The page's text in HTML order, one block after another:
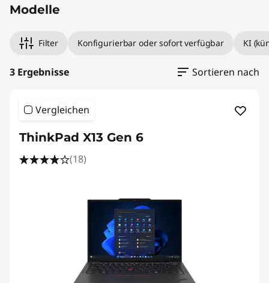
Modelle
Filter Konfigurierbar oder sofort verfügbar KI
3 Ergebnisse Sortieren nach
Vergleichen
ThinkPad X13 Gen 6
(18)